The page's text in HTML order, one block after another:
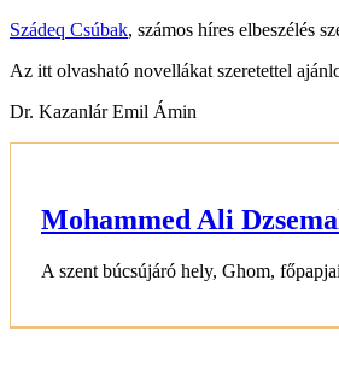
Szádeq Csúbak, számos híres elbeszélés
Az itt olvasható novellákat szeretettel
Dr. Kazanlár Emil Ámin
Mohammed Ali
A szent búcsújáró hely, Ghom,